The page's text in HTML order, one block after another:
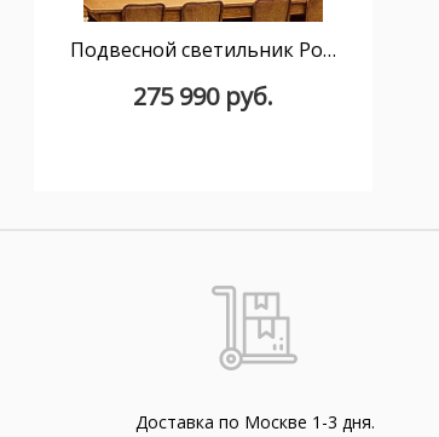
Подвесной светильник Pop S10 black
275 990 руб.
Доставка по Москве 1-3 дня.